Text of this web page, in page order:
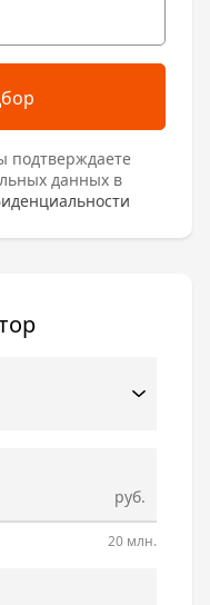
подтверждаете
данных в
руб.
20 млн.